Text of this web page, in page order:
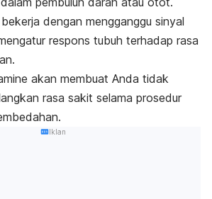
dengan mengganggu sinyal
respons tubuh terhadap rasa
akan membuat Anda tidak
rasa sakit selama prosedur
Iklan